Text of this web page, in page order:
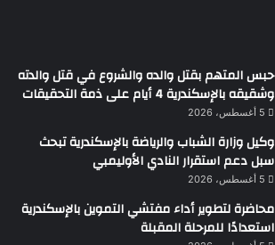
حبس المتهم بقتل والده والشروع في قتل والدته
وشقيقه بالإسكندرية 4 أيام على ذمة التحقيقات
5 أغسطس، 2026
وكيل وزارة الشباب والرياضة بالإسكندرية تبحث
سبل دعم استقرار النادي الأوليمبي
5 أغسطس، 2026
محاضرة لتطوير أداء مفتشي التموين بالإسكندرية
استعدادًا للمرحلة المقبلة